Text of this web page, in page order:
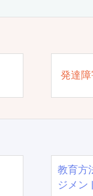
発達
教育方
ジメン